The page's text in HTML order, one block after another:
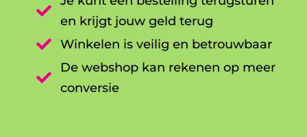

en krijgt jouw geld terug

Winkelen is veilig en betrouwbaar

De webshop kan rekenen op meer
conversie